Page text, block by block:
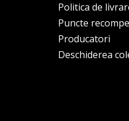
Politica de
Puncte
Producatori
Deschiderea